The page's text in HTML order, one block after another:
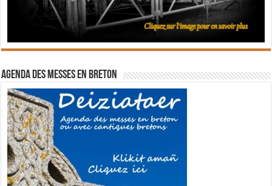
Agenda des messes en breton